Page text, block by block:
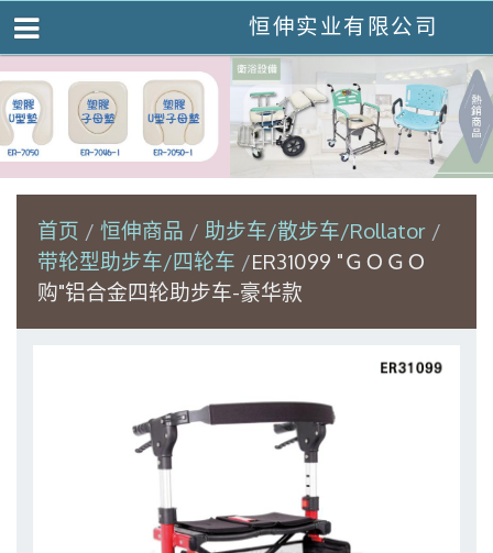
恒伸实业有限公司
首页 恒伸商品
助步车/散步车/Rollator
带轮型助步车/四轮车
ER31099 "ＧＯＧＯ
购"铝合金四轮助步车-豪华款